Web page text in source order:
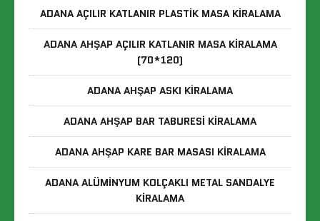
ADANA AÇILIR KATLANIR PLASTIK MASA KIRALAMA
ADANA AHŞAP AÇILIR KATLANIR MASA KIRALAMA
(70*120)
ADANA AHŞAP ASKI KIRALAMA
ADANA AHŞAP BAR TABURESI KIRALAMA
ADANA AHŞAP KARE BAR MASASI KIRALAMA
ADANA ALÜMINYUM KOLÇAKLI METAL SANDALYE
KIRALAMA